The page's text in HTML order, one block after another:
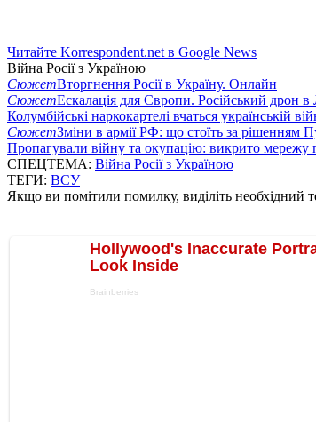
Читайте Korrespondent.net в Google News
Війна Росії з Україною
СюжетВторгнення Росії в Україну. Онлайн
СюжетЕскалація для Європи. Російський дрон
Колумбійські наркокартелі вчаться українській
СюжетЗміни в армії РФ: що стоїть за рішенням
Пропагували війну та окупацію: викрито
СПЕЦТЕМА: Війна Росії з Україною
ТЕГИ: ВСУ
Якщо ви помітили помилку, виділіть необхідний